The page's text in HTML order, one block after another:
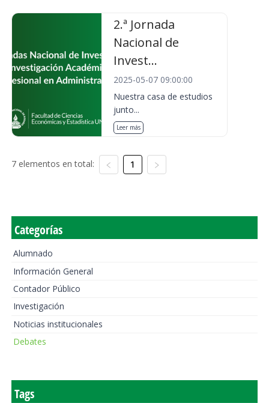
2.ª Jornada
Nacional de
Invest...
2025-05-07 09:00:00
Nuestra casa de estudios
junto...
Leer más
7 elementos en total: 1
Categorías
Alumnado
Información General
Contador Público
Investigación
Noticias institucionales
Debates
Tags